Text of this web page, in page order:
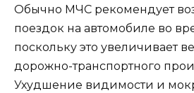
Обычно МЧС рекомендует
поездок на автомобиле во
поскольку это увеличивает
дорожно-транспортного
Ухудшение видимости и